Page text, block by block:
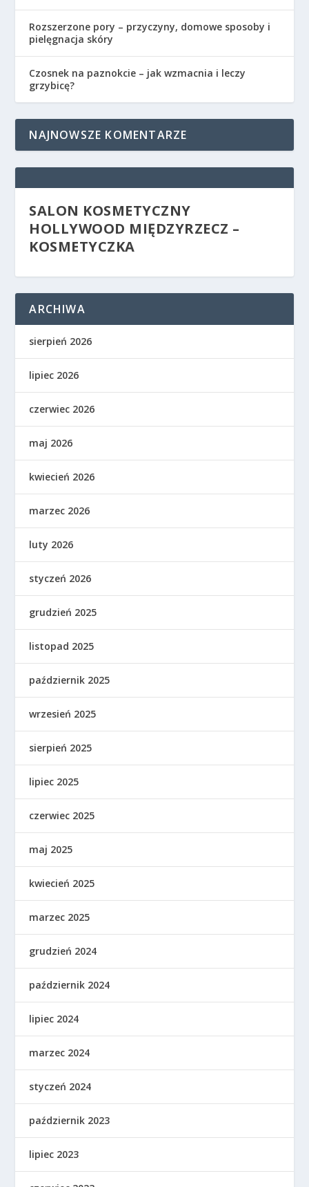
Rozszerzone pory – przyczyny, domowe sposoby i
pielęgnacja skóry
Czosnek na paznokcie – jak wzmacnia i leczy
grzybicę?
NAJNOWSZE KOMENTARZE
SALON KOSMETYCZNY
HOLLYWOOD MIĘDZYRZECZ –
KOSMETYCZKA
ARCHIWA
sierpień 2026
lipiec 2026
czerwiec 2026
maj 2026
kwiecień 2026
marzec 2026
luty 2026
styczeń 2026
grudzień 2025
listopad 2025
październik 2025
wrzesień 2025
sierpień 2025
lipiec 2025
czerwiec 2025
maj 2025
kwiecień 2025
marzec 2025
grudzień 2024
październik 2024
lipiec 2024
marzec 2024
styczeń 2024
październik 2023
lipiec 2023